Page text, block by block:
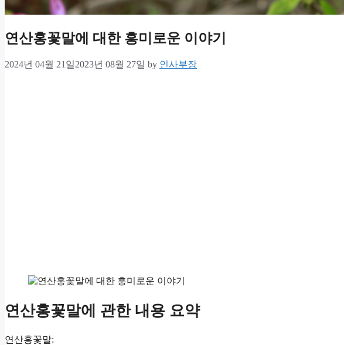
연산홍꽃말에 대한 흥미로운 이야기
2024년 04월 21일2023년 08월 27일 by 인사부장
연산홍꽃말에 관한 내용 요약
연산홍꽃말: